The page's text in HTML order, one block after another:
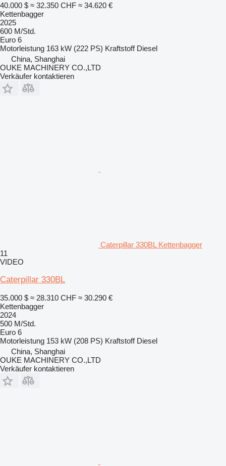
40.000 $ ≈ 32.350 CHF ≈ 34.620 €
Kettenbagger
2025
600 M/Std.
Euro 6
Motorleistung 163 kW (222 PS) Kraftstoff Diesel
China, Shanghai
OUKE MACHINERY CO.,LTD
Verkäufer kontaktieren
Caterpillar 330BL Kettenbagger
11
VIDEO
Caterpillar 330BL
35.000 $ ≈ 28.310 CHF ≈ 30.290 €
Kettenbagger
2024
500 M/Std.
Euro 6
Motorleistung 153 kW (208 PS) Kraftstoff Diesel
China, Shanghai
OUKE MACHINERY CO.,LTD
Verkäufer kontaktieren